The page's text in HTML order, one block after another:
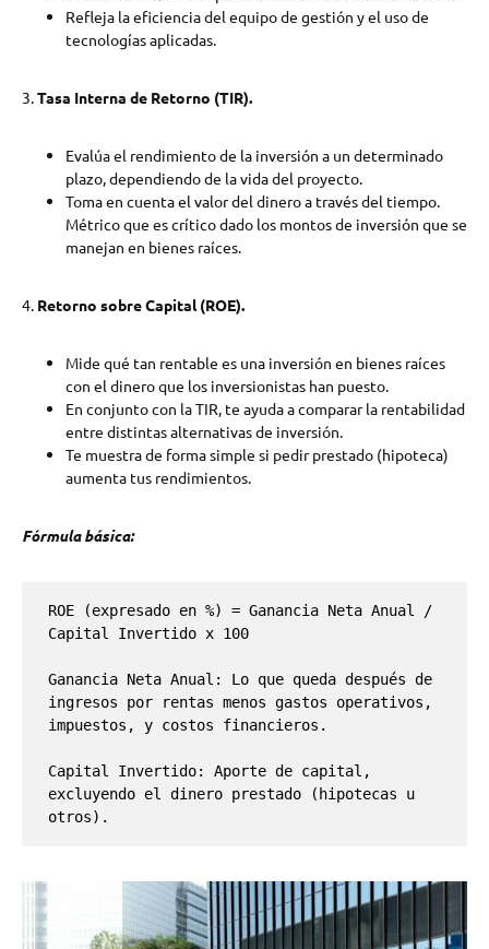
Refleja la eficiencia del equipo de gestión y el uso de
tecnologías aplicadas.
3. Tasa Interna de Retorno (TIR).
Evalúa el rendimiento de la inversión a un determinado
plazo, dependiendo de la vida del proyecto.
Toma en cuenta el valor del dinero a través del tiempo.
Métrico que es crítico dado los montos de inversión que se
manejan en bienes raíces.
4. Retorno sobre Capital (ROE).
Mide qué tan rentable es una inversión en bienes raíces
con el dinero que los inversionistas han puesto.
En conjunto con la TIR, te ayuda a comparar la rentabilidad
entre distintas alternativas de inversión.
Te muestra de forma simple si pedir prestado (hipoteca)
aumenta tus rendimientos.
Fórmula básica:
ROE (expresado en %) = Ganancia Neta Anual /
Capital Invertido x 100
Ganancia Neta Anual: Lo que queda después de
ingresos por rentas menos gastos operativos,
impuestos, y costos financieros.
Capital Invertido: Aporte de capital,
excluyendo el dinero prestado (hipotecas u
otros).